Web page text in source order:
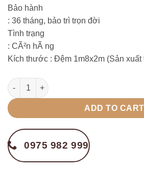
Bảo hành
: 36 tháng, bảo trì trọn đời
Tình trạng
: CÃ²n hÃ ng
Kích thước : Đệm 1m8x2m (Sản xuất
GIƯỜNG NGỦ GỖ ÓC CHÓ GADY -
ADD TO CART
0975 982 999